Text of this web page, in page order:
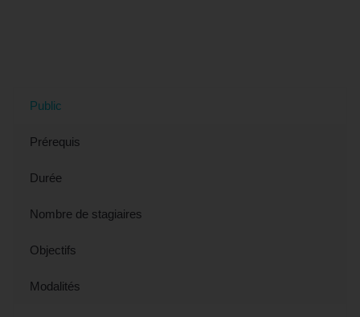
Public
Prérequis
Durée
Nombre de stagiaires
Objectifs
Modalités